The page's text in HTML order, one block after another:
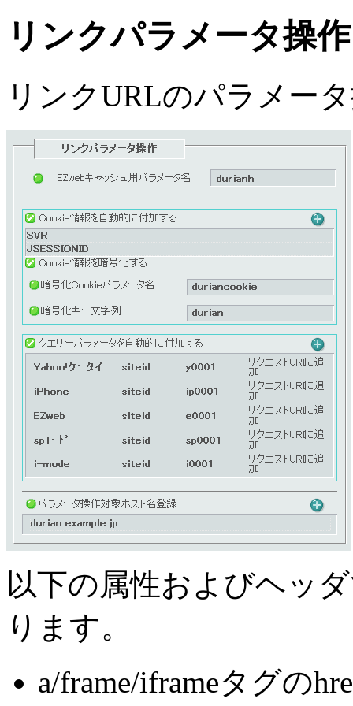
リンクパラメータ操作
リンクURLのパラメー
以下の属性およびヘッ
ります。
a/frame/iframeタグの